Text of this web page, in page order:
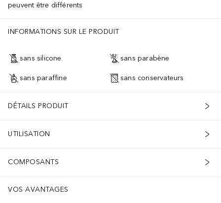
peuvent être différents
INFORMATIONS SUR LE PRODUIT
sans silicone sans parabène
sans paraffine sans conservateurs
DÉTAILS PRODUIT
UTILISATION
COMPOSANTS
VOS AVANTAGES